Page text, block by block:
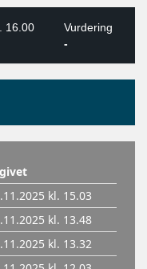
16.00
Vurdering
-